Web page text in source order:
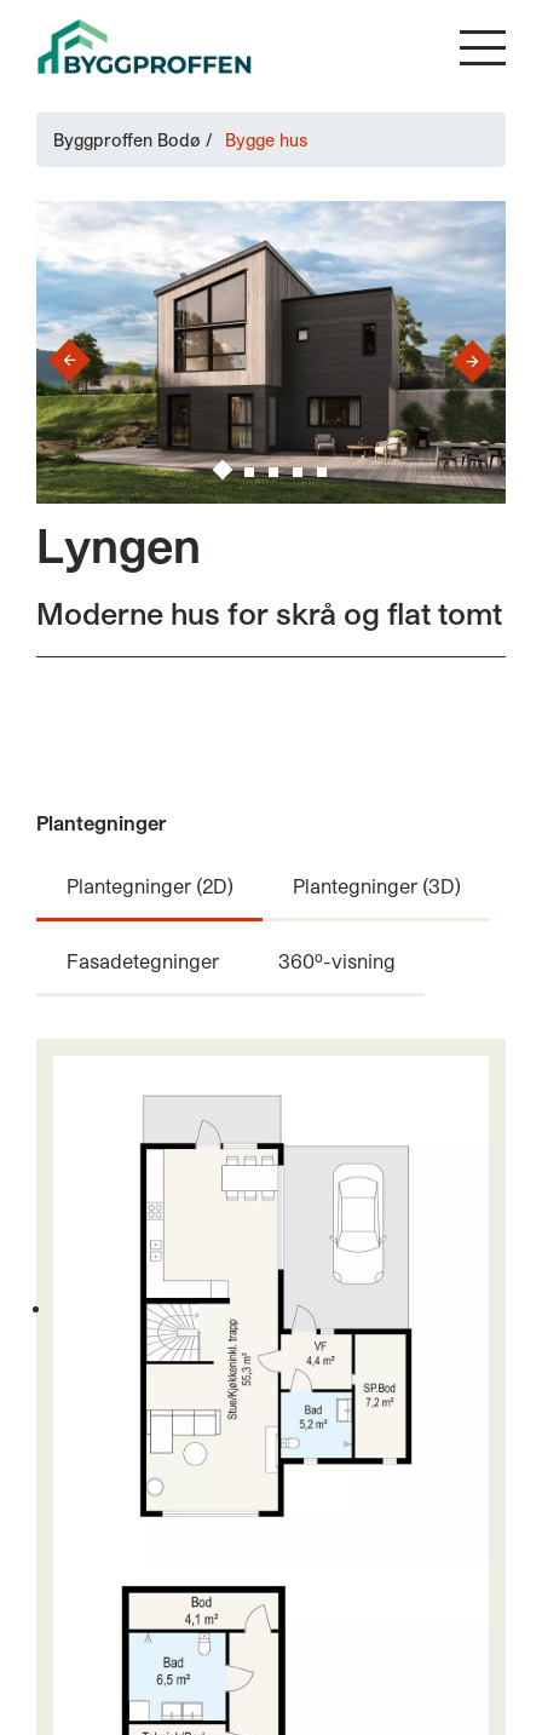
Byggproffen Bodø / Bygge hus
‹ ›
Lyngen
Moderne hus for skrå og flat tomt
Plantegninger
Plantegninger (2D) Plantegninger (3D)
Fasadetegninger 360º-visning